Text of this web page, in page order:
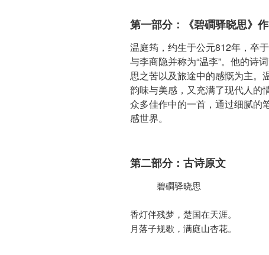
第一部分：《碧磵驿晓思》
温庭筠，约生于公元812年，卒
与李商隐并称为“温李”。他的诗
思之苦以及旅途中的感慨为主。
韵味与美感，又充满了现代人的
众多佳作中的一首，通过细腻的
感世界。
第二部分：古诗原文
香灯伴残梦，楚国在天涯。
月落子规歇，满庭山杏花。